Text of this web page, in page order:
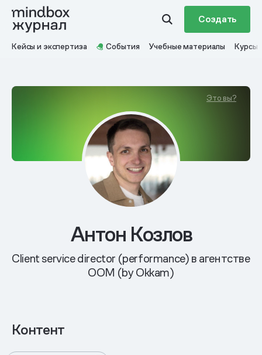
Создать
Кейсы и экспертиза События Учебные материалы Курсы
Это вы?
Антон Козлов
Client service director (performance) в агентстве
OOM (by Okkam)
Контент